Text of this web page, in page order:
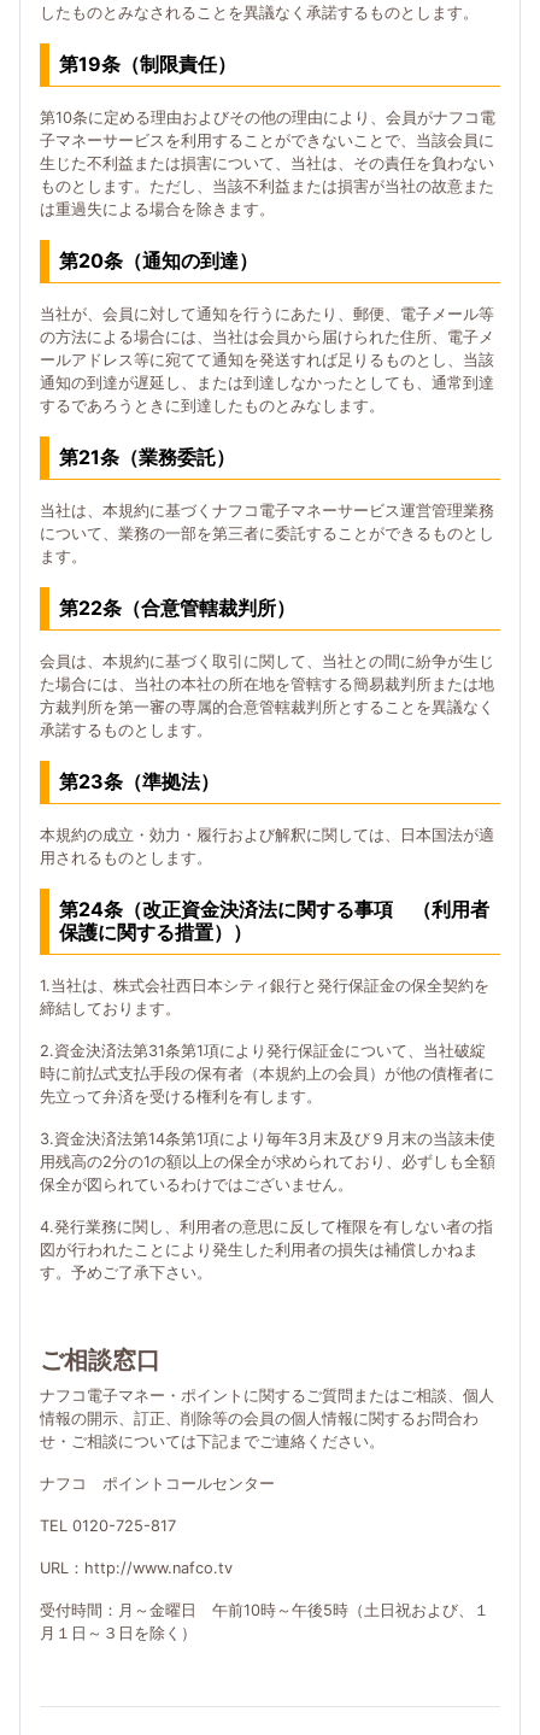
したものとみなされることを異議なく承諾するものとします。
第19条（制限責任）
第10条に定める理由およびその他の理由により、会員がナフコ電
子マネーサービスを利用することができないことで、当該会員に
生じた不利益または損害について、当社は、その責任を負わない
ものとします。ただし、当該不利益または損害が当社の故意また
は重過失による場合を除きます。
第20条（通知の到達）
当社が、会員に対して通知を行うにあたり、郵便、電子メール等
の方法による場合には、当社は会員から届けられた住所、電子メ
ールアドレス等に宛てて通知を発送すれば足りるものとし、当該
通知の到達が遅延し、または到達しなかったとしても、通常到達
するであろうときに到達したものとみなします。
第21条（業務委託）
当社は、本規約に基づくナフコ電子マネーサービス運営管理業務
について、業務の一部を第三者に委託することができるものとし
ます。
第22条（合意管轄裁判所）
会員は、本規約に基づく取引に関して、当社との間に紛争が生じ
た場合には、当社の本社の所在地を管轄する簡易裁判所または地
方裁判所を第一審の専属的合意管轄裁判所とすることを異議なく
承諾するものとします。
第23条（準拠法）
本規約の成立・効力・履行および解釈に関しては、日本国法が適
用されるものとします。
第24条（改正資金決済法に関する事項 （利用者
保護に関する措置））
1.当社は、株式会社西日本シティ銀行と発行保証金の保全契約を
締結しております。
2.資金決済法第31条第1項により発行保証金について、当社破綻
時に前払式支払手段の保有者（本規約上の会員）が他の債権者に
先立って弁済を受ける権利を有します。
3.資金決済法第14条第1項により毎年3月末及び９月末の当該未使
用残高の2分の1の額以上の保全が求められており、必ずしも全額
保全が図られているわけではございません。
4.発行業務に関し、利用者の意思に反して権限を有しない者の指
図が行われたことにより発生した利用者の損失は補償しかねま
す。予めご了承下さい。
ご相談窓口
ナフコ電子マネー・ポイントに関するご質問またはご相談、個人
情報の開示、訂正、削除等の会員の個人情報に関するお問合わ
せ・ご相談については下記までご連絡ください。
ナフコ ポイントコールセンター
TEL 0120-725-817
URL：http://www.nafco.tv
受付時間：月～金曜日 午前10時～午後5時（土日祝および、１
月１日～３日を除く）